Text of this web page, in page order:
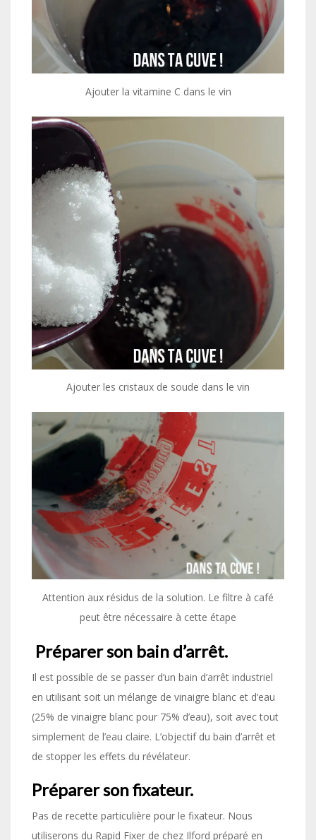
Ajouter la vitamine C dans le vin
Ajouter les cristaux de soude dans le vin
Attention aux résidus de la solution. Le filtre à café
peut être nécessaire à cette étape
Préparer son bain d’arrêt.
Il est possible de se passer d’un bain d’arrêt industriel
en utilisant soit un mélange de vinaigre blanc et d’eau
(25% de vinaigre blanc pour 75% d’eau), soit avec tout
simplement de l’eau claire. L’objectif du bain d’arrêt et
de stopper les effets du révélateur.
Préparer son fixateur.
Pas de recette particulière pour le fixateur. Nous
utiliserons du Rapid Fixer de chez Ilford préparé en